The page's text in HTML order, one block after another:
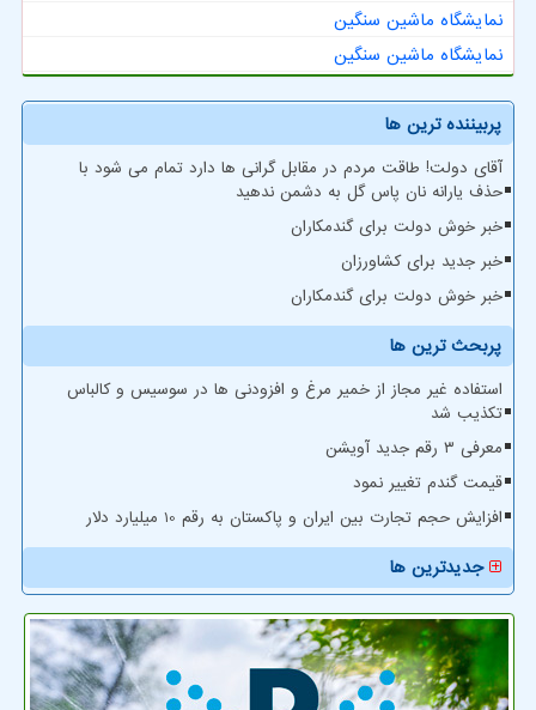
نمایشگاه ماشین سنگین
نمایشگاه ماشین سنگین
پربیننده ترین ها
آقای دولت! طاقت مردم در مقابل گرانی ها دارد تمام می شود با
حذف یارانه نان پاس گل به دشمن ندهید
خبر خوش دولت برای گندمکاران
خبر جدید برای کشاورزان
خبر خوش دولت برای گندمکاران
پربحث ترین ها
استفاده غیر مجاز از خمیر مرغ و افزودنی ها در سوسیس و کالباس
تکذیب شد
معرفی ۳ رقم جدید آویشن
قیمت گندم تغییر نمود
افزایش حجم تجارت بین ایران و پاکستان به رقم 10 میلیارد دلار
جدیدترین ها